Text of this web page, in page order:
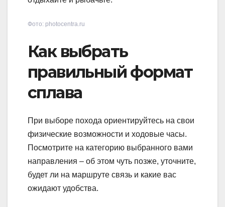
Фото: photocentra.ru
Как выбрать
правильный формат
сплава
При выборе похода ориентируйтесь на свои
физические возможности и ходовые часы.
Посмотрите на категорию выбранного вами
направления – об этом чуть позже, уточните,
будет ли на маршруте связь и какие вас
ожидают удобства.